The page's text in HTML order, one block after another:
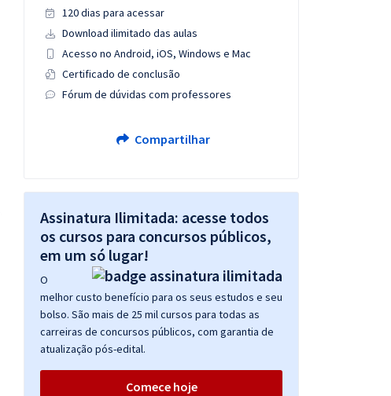
120 dias para acessar
Download ilimitado das aulas
Acesso no Android, iOS, Windows e Mac
Certificado de conclusão
Fórum de dúvidas com professores
Compartilhar
Assinatura Ilimitada: acesse todos
os cursos para concursos públicos,
em um só lugar!
O
melhor custo benefício para os seus estudos e seu
bolso. São mais de 25 mil cursos para todas as
carreiras de concursos públicos, com garantia de
atualização pós-edital.
Comece hoje